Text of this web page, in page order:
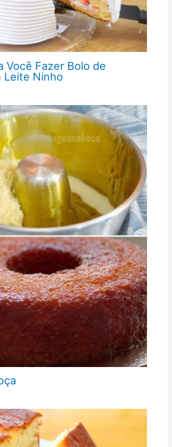
Você Fazer Bolo de
Leite Ninho